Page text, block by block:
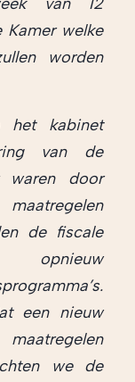
Kamer welke
worden
kabinet
van de
waren door
de fiscale
opnieuw
een nieuw
we de